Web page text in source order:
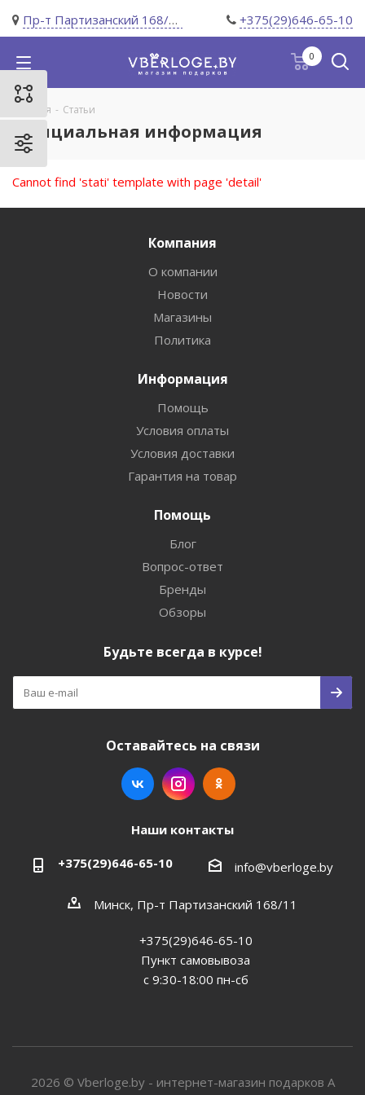
Пр-т Партизанский 168/11 +375(29)646-65-10
0
Главная - Статьи
Официальная информация
Cannot find 'stati' template with page 'detail'
Компания
О компании
Новости
Магазины
Политика
Информация
Помощь
Условия оплаты
Условия доставки
Гарантия на товар
Помощь
Блог
Вопрос-ответ
Бренды
Обзоры
Будьте всегда в курсе!
Оставайтесь на связи
Наши контакты
+375(29)646-65-10 info@vberloge.by
Минск, Пр-т Партизанский 168/11
+375(29)646-65-10
Пункт самовывоза
с 9:30-18:00 пн-сб
2026 © Vberloge.by - интернет-магазин подарков А